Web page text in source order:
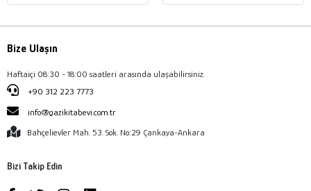
Bize Ulaşın
Haftaiçi 08:30 - 18:00 saatleri arasında ulaşabilirsiniz.
+90 312 223 7773
info@gazikitabevi.com.tr
Bahçelievler Mah. 53. Sok. No:29 Çankaya-Ankara
Bizi Takip Edin